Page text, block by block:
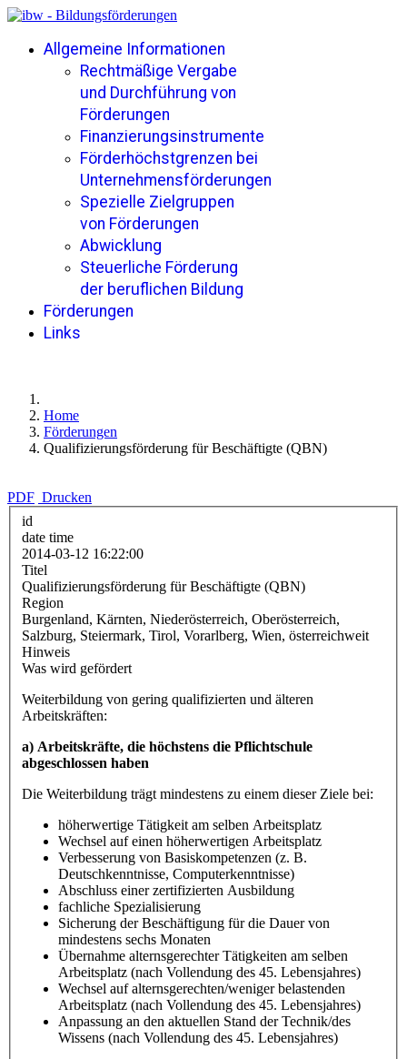
Allgemeine Informationen
Rechtmäßige Vergabe
und Durchführung von
Förderungen
Finanzierungsinstrumente
Förderhöchstgrenzen bei
Unternehmensförderungen
Spezielle Zielgruppen
von Förderungen
Abwicklung
Steuerliche Förderung
der beruflichen Bildung
Förderungen
Links
Home
Förderungen
Qualifizierungsförderung für Beschäftigte (QBN)
PDF Drucken
id
date time
2014-03-12 16:22:00
Titel
Qualifizierungsförderung für Beschäftigte (QBN)
Region
Burgenland, Kärnten, Niederösterreich, Oberösterreich,
Salzburg, Steiermark, Tirol, Vorarlberg, Wien, österreichweit
Hinweis
Was wird gefördert
Weiterbildung von gering qualifizierten und älteren
Arbeitskräften:
a) Arbeitskräfte, die höchstens die Pflichtschule
abgeschlossen haben
Die Weiterbildung trägt mindestens zu einem dieser Ziele bei:
höherwertige Tätigkeit am selben Arbeitsplatz
Wechsel auf einen höherwertigen Arbeitsplatz
Verbesserung von Basiskompetenzen (z. B.
Deutschkenntnisse, Computerkenntnisse)
Abschluss einer zertifizierten Ausbildung
fachliche Spezialisierung
Sicherung der Beschäftigung für die Dauer von
mindestens sechs Monaten
Übernahme alternsgerechter Tätigkeiten am selben
Arbeitsplatz (nach Vollendung des 45. Lebensjahres)
Wechsel auf alternsgerechten/weniger belastenden
Arbeitsplatz (nach Vollendung des 45. Lebensjahres)
Anpassung an den aktuellen Stand der Technik/des
Wissens (nach Vollendung des 45. Lebensjahres)